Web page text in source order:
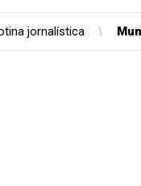
Dom Pedro II traduziu